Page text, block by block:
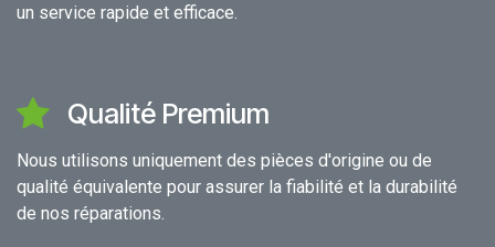
un service rapide et efficace.
Qualité Premium
Nous utilisons uniquement des pièces d'origine ou de
qualité équivalente pour assurer la fiabilité et la durabilité
de nos réparations.